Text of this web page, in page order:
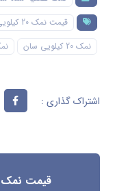
قیمت نمک 20 کیلویی
نمک 20 کیلویی سان
قیمت نمک تصفیه